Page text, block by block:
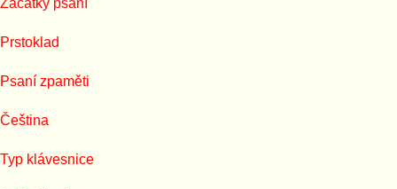
Prstoklad
Psaní zpaměti
Čeština
Typ klávesnice